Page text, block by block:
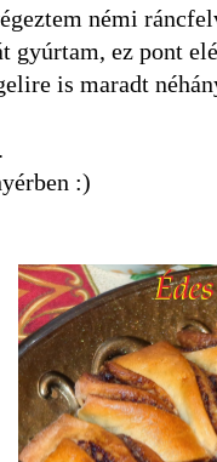
némi
gyúrtam, ez pont
is maradt
:)